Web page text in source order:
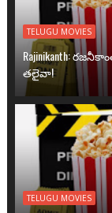
TELUGU MOVIES
Rajinikanth:
తలైవా!
TELUGU MOVIES